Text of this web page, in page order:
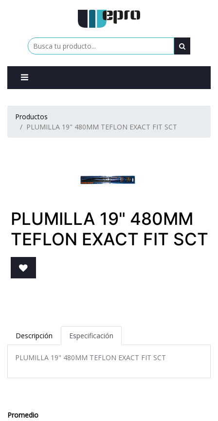
Productos
PLUMILLA 19" 480MM TEFLON EXACT FIT SCT
PLUMILLA 19" 480MM
TEFLON EXACT FIT SCT
Descripción Especificación
PLUMILLA 19" 480MM TEFLON EXACT FIT SCT
Promedio